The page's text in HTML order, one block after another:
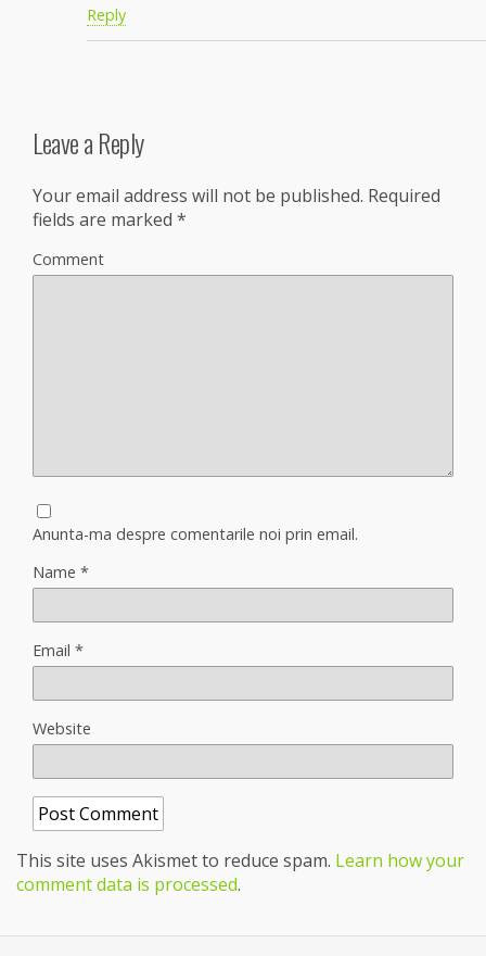
Reply
Leave a Reply
Your email address will not be published. Required
fields are marked *
Comment
Anunta-ma despre comentarile noi prin email.
Name *
Email *
Website
This site uses Akismet to reduce spam. Learn how your
comment data is processed.